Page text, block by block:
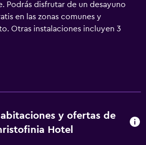
Podrás disfrutar de un desayuno
en las zonas comunes y
Otras instalaciones incluyen 3
y un bar junto a la piscina.
185 alojamientos con aire
o ducha y artículos de higiene
servicios para las personas de
y ofertas de
Hotel